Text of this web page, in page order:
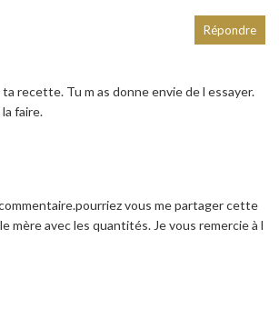
recette. Tu m as donne envie de l essayer.
faire.
Répondre
vous me partager cette
mère avec les quantités. Je vous remercie à l